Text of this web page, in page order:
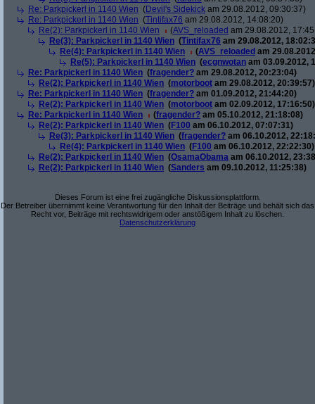
Re: Parkpickerl in 1140 Wien (Devil's Sidekick am 29.08.2012, 09:30:37)
Re: Parkpickerl in 1140 Wien (Tintifax76 am 29.08.2012, 14:08:20)
Re(2): Parkpickerl in 1140 Wien
(AVS_reloaded am 29.08.2012,
Re(3): Parkpickerl in 1140 Wien (Tintifax76 am 29.08.2012,
Re(4): Parkpickerl in 1140 Wien
(AVS_reloaded am
Re(5): Parkpickerl in 1140 Wien (ecgnwotan am 03.09.2012,
Re: Parkpickerl in 1140 Wien (fragender? am 29.08.2012, 20:23:04)
Re(2): Parkpickerl in 1140 Wien (motorboot am 29.08.2012, 20:39:57)
Re: Parkpickerl in 1140 Wien (fragender? am 01.09.2012, 21:44:20)
Re(2): Parkpickerl in 1140 Wien (motorboot am 02.09.2012, 17:16:50)
Re: Parkpickerl in 1140 Wien
(fragender? am 05.10.2012, 21:18:08)
Re(2): Parkpickerl in 1140 Wien (F100 am 06.10.2012, 07:07:31)
Re(3): Parkpickerl in 1140 Wien (fragender? am 06.10.2012,
Re(4): Parkpickerl in 1140 Wien (F100 am 06.10.2012, 22:22:30)
Re(2): Parkpickerl in 1140 Wien (OsamaObama am 06.10.2012,
Re(2): Parkpickerl in 1140 Wien (Sanders am 09.10.2012, 11:25:38)
Dieses Forum ist eine frei zugängliche Diskussionsplattform.
Der Betreiber übernimmt keine Verantwortung für den Inhalt der Beiträge und behält sich das
Recht vor, Beiträge mit rechtswidrigem oder anstößigem Inhalt zu löschen.
Datenschutzerklärung